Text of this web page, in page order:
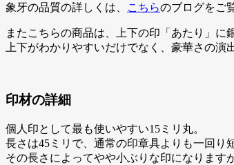
象牙の品質の詳しくは、
こちらのブログをご
またこちらの商品は、上下の印「あたり」に
上下がわかりやすいだけでなく、豪華さの演
印材の詳細
個人印として最も使いやすい15ミリ丸。
長さは45ミリで、通常の印章具よりも一回り
その長さによってやや小ぶりな印になります